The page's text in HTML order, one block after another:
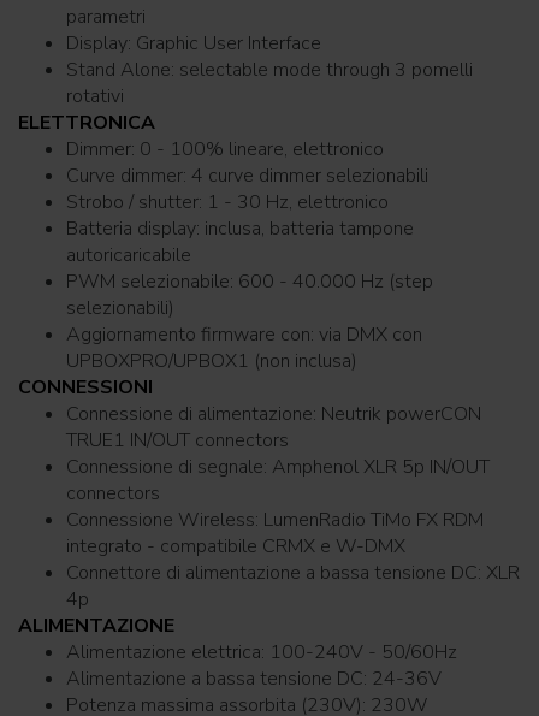
parametri
Display: Graphic User Interface
Stand Alone: selectable mode through 3 pomelli
rotativi
ELETTRONICA
Dimmer: 0 - 100% lineare, elettronico
Curve dimmer: 4 curve dimmer selezionabili
Strobo / shutter: 1 - 30 Hz, elettronico
Batteria display: inclusa, batteria tampone
autoricaricabile
PWM selezionabile: 600 - 40.000 Hz (step
selezionabili)
Aggiornamento firmware con: via DMX con
UPBOXPRO/UPBOX1 (non inclusa)
CONNESSIONI
Connessione di alimentazione: Neutrik powerCON
TRUE1 IN/OUT connectors
Connessione di segnale: Amphenol XLR 5p IN/OUT
connectors
Connessione Wireless: LumenRadio TiMo FX RDM
integrato - compatibile CRMX e W-DMX
Connettore di alimentazione a bassa tensione DC: XLR
4p
ALIMENTAZIONE
Alimentazione elettrica: 100-240V - 50/60Hz
Alimentazione a bassa tensione DC: 24-36V
Potenza massima assorbita (230V): 230W